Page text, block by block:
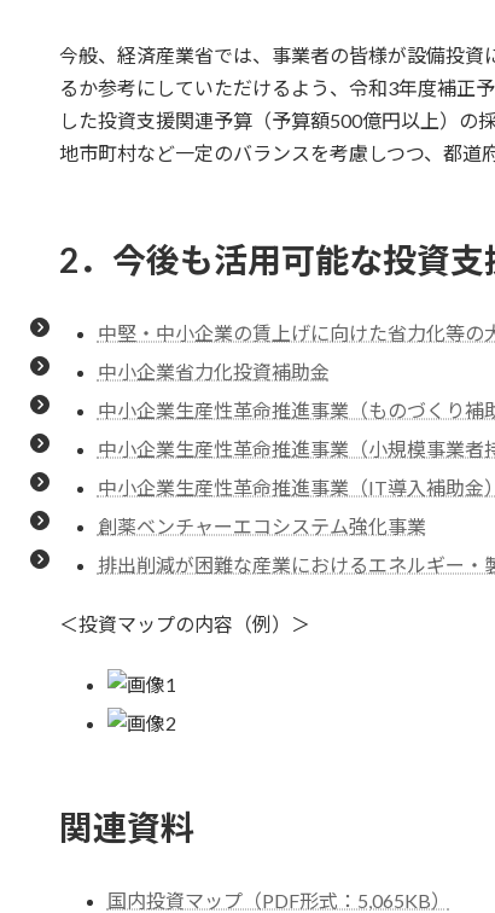
今般、経済産業省では、事業者の皆様が設備投
るか参考にしていただけるよう、令和3年度補正
した投資支援関連予算（予算額500億円以上）の
地市町村など一定のバランスを考慮しつつ、都道
2．今後も活用可能な投資支
中堅・中小企業の賃上げに向けた省力化等の
中小企業省力化投資補助金
中小企業生産性革命推進事業（ものづくり補
中小企業生産性革命推進事業（小規模事業者
中小企業生産性革命推進事業（IT導入補助金）
創薬ベンチャーエコシステム強化事業
排出削減が困難な産業におけるエネルギー・
＜投資マップの内容（例）＞
関連資料
国内投資マップ（PDF形式：5,065KB）